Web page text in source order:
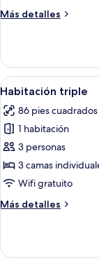
Bunk
Más detalles
Más
Bed
Private
Bunk
Abrir
todas
las
fotos
de
Habitación
triple
6
Habitación triple
86 pies cuadrados
1 habitación
3 personas
3 camas
Wifi gratuito
Más detalles
Más
triple